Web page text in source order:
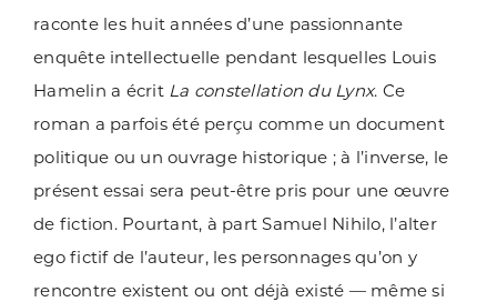
raconte les huit années d’une passionnante
enquête intellectuelle pendant lesquelles Louis
Hamelin a écrit La constellation du Lynx. Ce
roman a parfois été perçu comme un document
politique ou un ouvrage historique ; à l’inverse, le
présent essai sera peut-être pris pour une œuvre
de fiction. Pourtant, à part Samuel Nihilo, l’alter
ego fictif de l’auteur, les personnages qu’on y
rencontre existent ou ont déjà existé — même si